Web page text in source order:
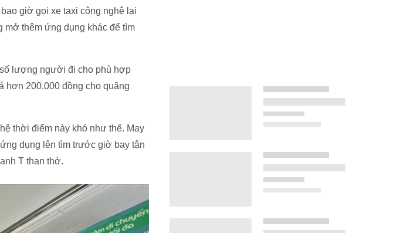
giờ gọi xe taxi công nghệ lại
mở thêm ứng dụng khác để tìm
lượng người đi cho phù hợp
hơn 200.000 đồng cho quãng
thời điểm này khó như thế. May
dụng lên tìm trước giờ bay tận
T than thở.